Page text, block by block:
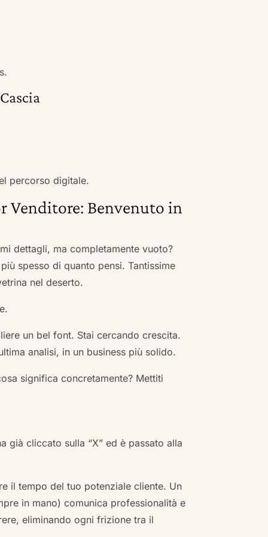
percorso digitale.
Venditore: Benvenuto in
dettagli, ma completamente vuoto?
spesso di quanto pensi. Tantissime
nel deserto.
un bel font. Stai cercando crescita.
analisi, in un business più solido.
significa concretamente? Mettiti
già cliccato sulla “X” ed è passato alla
il tempo del tuo potenziale cliente. Un
in mano) comunica professionalità e
eliminando ogni frizione tra il